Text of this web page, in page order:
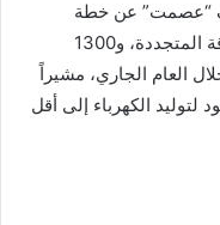
“عصمت” عن خطة
تستهدف إضافة 2200 ميجاوات من الطاقة المتجددة، و1300
العام الجاري، مشيراً
الكهرباء إلى أقل